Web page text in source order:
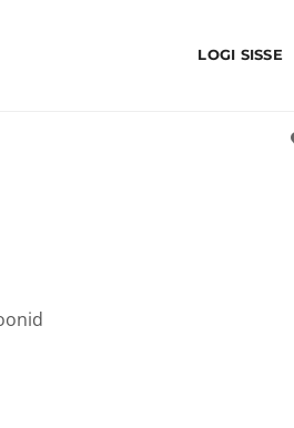
LOGI SISSE